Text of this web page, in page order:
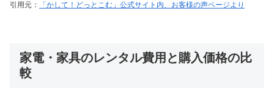
引用元： 「かして！どっとこむ」公式サイト内、お客様の声ページより
家電・家具のレンタル費用と購入価格の比
較